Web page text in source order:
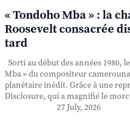
« Tondoho Mba » : la
Roosevelt consacrée
tard
Sorti au début des années 1980,
Mba » du compositeur
planétaire inédit. Grâce à une
Disclosure, qui a magnifié le
27 July, 2026